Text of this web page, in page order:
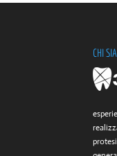
CHI